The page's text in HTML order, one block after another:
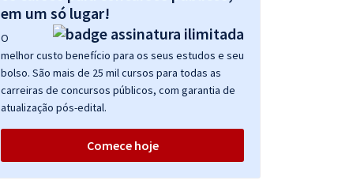
em um só lugar!
O
melhor custo benefício para os seus estudos e seu
bolso. São mais de 25 mil cursos para todas as
carreiras de concursos públicos, com garantia de
atualização pós-edital.
Comece hoje